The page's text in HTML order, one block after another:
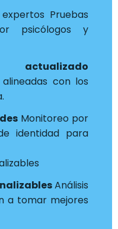
Pruebas
psicólogos y
actualizado
con los
Monitoreo por
identidad para
Análisis
a tomar mejores